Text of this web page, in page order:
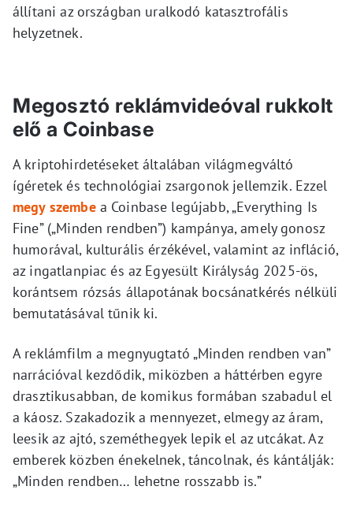
állítani az országban uralkodó katasztrofális
helyzetnek.
Megosztó reklámvideóval rukkolt
elő a Coinbase
A kriptohirdetéseket általában világmegváltó
ígéretek és technológiai zsargonok jellemzik. Ezzel
megy szembea Coinbase legújabb, „Everything Is
Fine” („Minden rendben”) kampánya, amely gonosz
humorával, kulturális érzékével, valamint az infláció,
az ingatlanpiac és az Egyesült Királyság 2025-ös,
korántsem rózsás állapotának bocsánatkérés nélküli
bemutatásával tűnik ki.
A reklámfilm a megnyugtató „Minden rendben van”
narrációval kezdődik, miközben a háttérben egyre
drasztikusabban, de komikus formában szabadul el
a káosz. Szakadozik a mennyezet, elmegy az áram,
leesik az ajtó, szeméthegyek lepik el az utcákat. Az
emberek közben énekelnek, táncolnak, és kántálják:
„Minden rendben… lehetne rosszabb is.”